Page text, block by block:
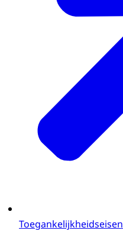
Toegankelijkheidseisen